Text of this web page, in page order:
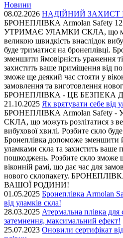
Новини
08.02.2026 НАДІЙНИЙ ЗАХИСТ
БРОНЕПЛІВКА Armolan Safety
УТРИМАЄ УЛАМКИ СКЛА, що
великою швидкість внаслідок
буде триматися на бронеплівці.
зменшити ймовірність ураження
захистить ваше приміщення від
зможе ще деякий час стояти у
замовлення та виготовлення
БРОНЕПЛІВКА - ЦЕ БЕЗПЕКА
21.10.2025 Як врятувати себе від
БРОНЕПЛІВКА Armolan
СКЛА, що можуть розлітатися з
вибухової хвилі. Розбите скло
Бронеплівка допоможе зменшити
уламками скла та захистить ваше
пошкоджень. Розбите скло зможе
віконній рамі, що дає час для
нового склопакету.
ВАШОЇ РОДИНИ!
01.05.2025 Бронеплівка Armolan
від уламків скла!
28.03.2025 Атермальна плівка для
затемнення, максимальний ефект!
25.07.2023 Оновили сертифікат